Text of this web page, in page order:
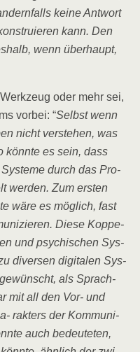
kei­ne Ant­wort
kann. Den
wenn über­haupt,
oder mehr sei,
vor­bei: “Selbst wenn
nicht ver­ste­hen, was
könn­te es sein, dass
durch das Pro­
wer­den. Zum ers­ten
wäre es mög­lich, fast
Die­se Kop­pe­
und psy­chi­schen Sys­
diver­sen digi­ta­len Sys­
als Sprach­
mit all den Vor- und
rak­ters der Kom­mu­ni­
auch bedeu­te­ten,